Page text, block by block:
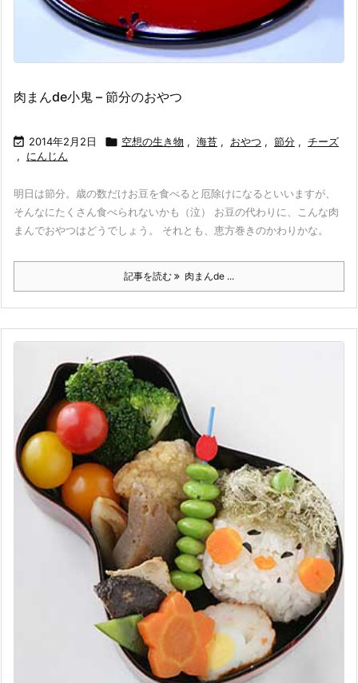
肉まんde小鬼 – 節分のおやつ
 2014年2月2日  空想の生き物 , 海苔 , おやつ , 節分 , チーズ
,
にんじん
明日は節分。歳の数だけお豆を食べると厄除けになるといいますが、
そんなにたくさん食べられないかも（泣） お豆の代わりに、こんな肉
まんでおやつはどうでしょう。 それとも、恵方巻きのかわりかな。
記事を読む 肉まんde ...